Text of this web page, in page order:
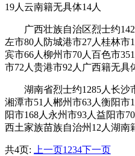
19人云南籍无具体14人
广西壮族自治区烈士约
左市80人防城港市27人桂林市
宾市66人柳州市70人百色市
市72人贵港市92人广西籍无具
湖南省烈士约1285人长沙市
湘潭市51人郴州市63人衡阳市
阳市168人永州市93人益阳市
西土家族苗族自治州12人湖南
共4页: 上一页1 234下一页